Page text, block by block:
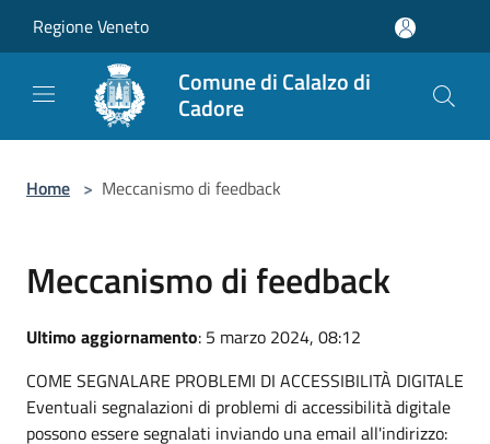
Regione Veneto
Comune di Calalzo di
Cadore
Home > Meccanismo di feedback
Meccanismo di feedback
Ultimo aggiornamento: 5 marzo 2024, 08:12
COME SEGNALARE PROBLEMI DI ACCESSIBILITÀ DIGITALE
Eventuali segnalazioni di problemi di accessibilità digitale
possono essere segnalati inviando una email all'indirizzo: